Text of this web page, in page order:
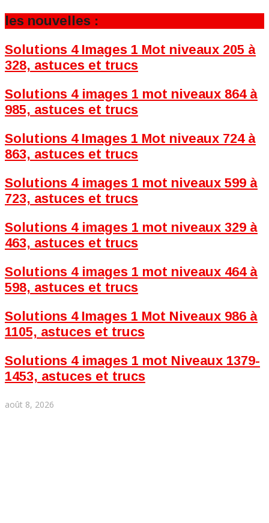
les nouvelles :
Solutions 4 Images 1 Mot niveaux 205 à
328, astuces et trucs
Solutions 4 images 1 mot niveaux 864 à
985, astuces et trucs
Solutions 4 Images 1 Mot niveaux 724 à
863, astuces et trucs
Solutions 4 images 1 mot niveaux 599 à
723, astuces et trucs
Solutions 4 images 1 mot niveaux 329 à
463, astuces et trucs
Solutions 4 images 1 mot niveaux 464 à
598, astuces et trucs
Solutions 4 Images 1 Mot Niveaux 986 à
1105, astuces et trucs
Solutions 4 images 1 mot Niveaux 1379-
1453, astuces et trucs
août 8, 2026